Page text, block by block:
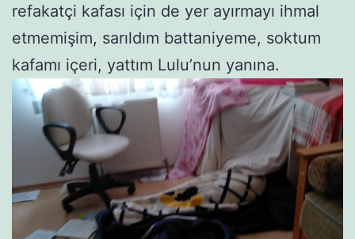
refakatçi kafası için de yer ayırmayı ihmal
etmemişim, sarıldım battaniyeme, soktum
kafamı içeri, yattım Lulu’nun yanına.